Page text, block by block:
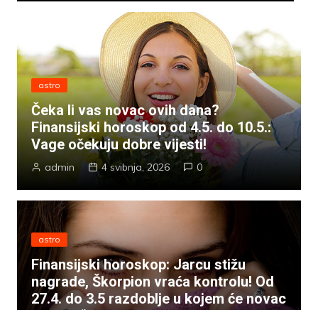
astro
Čeka li vas novac ovih dana?
Finansijski horoskop od 4.5. do 10.5.:
Vage očekuju dobre vijesti!
admin 4 svibnja, 2026 0
astro
Finansijski horoskop: Jarcu stižu
nagrade, Škorpion vraća kontrolu! Od
27.4. do 3.5 razdoblje u kojem će novac